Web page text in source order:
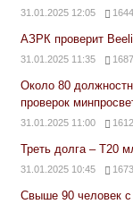
31.01.2025 12:05 1644
АЗРК проверит
31.01.2025 11:35 1687
Около 80
проверок
31.01.2025 11:00 1612
Треть долга – Т20
31.01.2025 10:45 1673
Свыше 90 человек